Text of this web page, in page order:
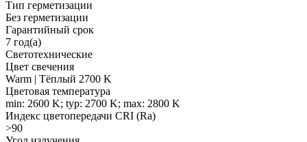
Тип герметизации
Без герметизации
Гарантийный срок
7 год(а)
Светотехнические
Цвет свечения
Warm | Тёплый 2700 K
Цветовая температура
min: 2600 K; typ: 2700 K; max: 2800 K
Индекс цветопередачи CRI (Ra)
>90